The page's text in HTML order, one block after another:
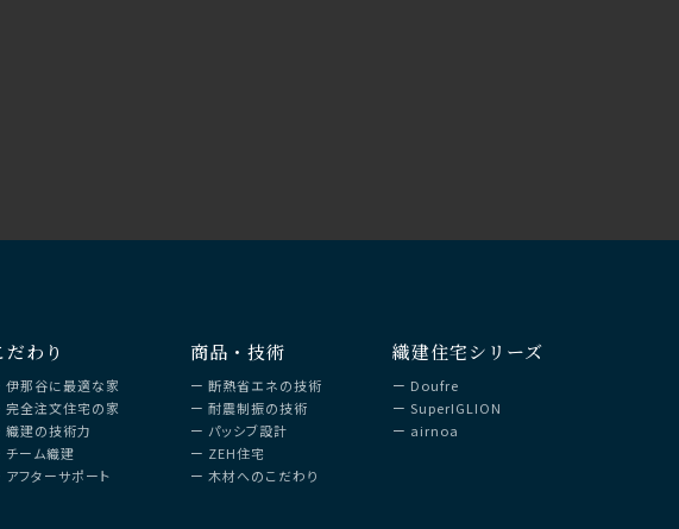
だわり
伊那谷に最適な家
完全注文住宅の家
織建の技術力
チーム織建
アフターサポート
商品・技術
ー断熱省エネの技術
ー耐震制振の技術
ー パッシブ設計
ー ZEH住宅
ー木材へのこだわり
織建住宅シリーズ
ー Doufre
ーSuperIGLION
ー airnoa